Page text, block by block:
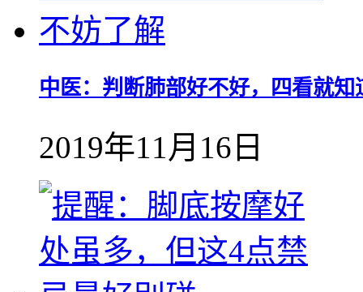
中医：判断肺部好不好，四看就知
2019年11月16日